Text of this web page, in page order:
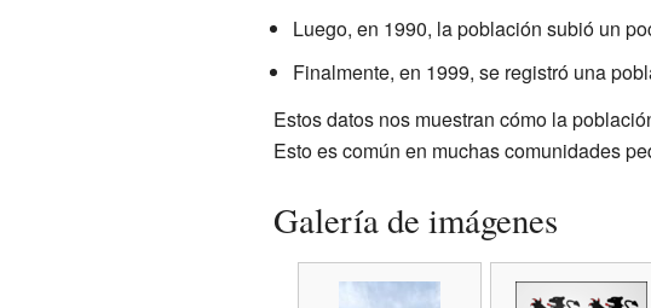
Luego, en 1990, la población subió un
Finalmente, en 1999, se registró una
Estos datos nos muestran cómo la
Esto es común en muchas comunidades
Galería de imágenes